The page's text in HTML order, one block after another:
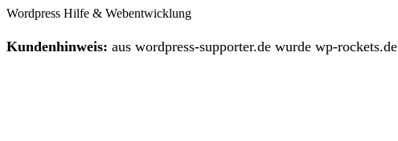
Wordpress Hilfe & Webentwicklung
Kundenhinweis: aus wordpress-supporter.de wurde wp-rockets.de